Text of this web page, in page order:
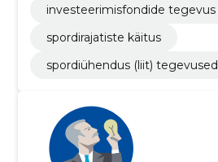
investeerimisfondide tegevus
spordirajatiste käitus
spordiühendus (liit) tegevused